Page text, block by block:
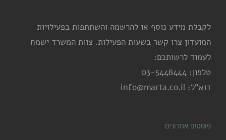
לקבלת מידע נוסף או להרשמה והשתתפות בפעילויות
המועדון צרו קשר בשעות הפעילות. צוות המשרד ישמח
לעמוד לרשותכם:
טלפון: 03-5448444
דוא"ל: info@marta.co.il
פוסטים אחרונים